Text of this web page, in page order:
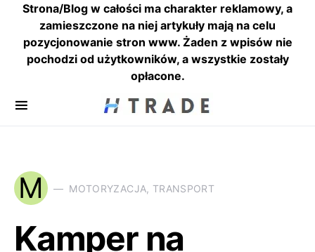
Strona/Blog w całości ma charakter reklamowy, a
zamieszczone na niej artykuły mają na celu
pozycjonowanie stron www. Żaden z wpisów nie
pochodzi od użytkowników, a wszystkie zostały
opłacone.
M MOTORYZACJA, TRANSPORT
Kamper na